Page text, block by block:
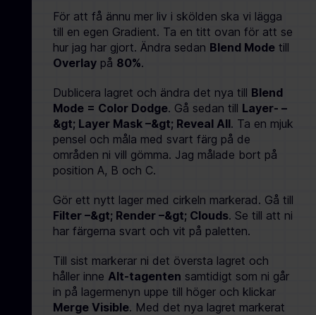
För att få ännu mer liv i skölden ska vi lägga
till en egen Gradient. Ta en titt ovan för att se
hur jag har gjort. Ändra sedan Blend Mode till
Overlay på 80%.
Dublicera lagret och ändra det nya till Blend
Mode = Color Dodge. Gå sedan till Layer- –
&gt; Layer Mask –&gt; Reveal All. Ta en mjuk
pensel och måla med svart färg på de
områden ni vill gömma. Jag målade bort på
position A, B och C.
Gör ett nytt lager med cirkeln markerad. Gå till
Filter –&gt; Render –&gt; Clouds. Se till att ni
har färgerna svart och vit på paletten.
Till sist markerar ni det översta lagret och
håller inne Alt-tagenten samtidigt som ni går
in på lagermenyn uppe till höger och klickar
Merge Visible. Med det nya lagret markerat